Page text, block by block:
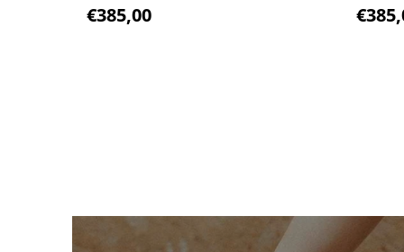
Precio regular
€385,00